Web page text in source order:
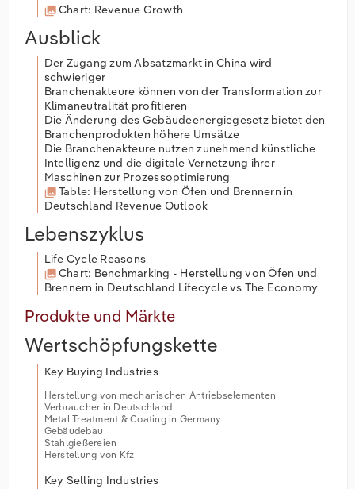
Chart: Revenue Growth
Ausblick
Der Zugang zum Absatzmarkt in China wird
schwieriger
Branchenakteure können von der Transformation zur
Klimaneutralität profitieren
Die Änderung des Gebäudeenergiegesetz bietet den
Branchenprodukten höhere Umsätze
Die Branchenakteure nutzen zunehmend künstliche
Intelligenz und die digitale Vernetzung ihrer
Maschinen zur Prozessoptimierung
Table: Herstellung von Öfen und Brennern in
Deutschland Revenue Outlook
Lebenszyklus
Life Cycle Reasons
Chart: Benchmarking - Herstellung von Öfen und
Brennern in Deutschland Lifecycle vs The Economy
Produkte und Märkte
Wertschöpfungskette
Key Buying Industries
Herstellung von mechanischen Antriebselementen
Verbraucher in Deutschland
Metal Treatment & Coating in Germany
Gebäudebau
Stahlgießereien
Herstellung von Kfz
Key Selling Industries